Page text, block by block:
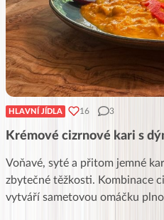
HLAVNÍ JÍDLA 16 3
Krémové cizrnové kari s
Voňavé, syté a přitom jemné
zbytečné těžkosti. Kombinace
vytváří sametovou omáčku